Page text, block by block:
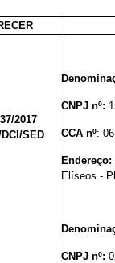
2017
SED
CNPJ nº:
CCA nº:
Endereço:
Elíseos -
CNPJ nº: